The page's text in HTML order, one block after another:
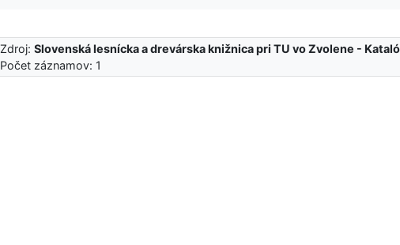
Zdroj:Slovenská lesnícka a drevárska knižnica pri TU vo Zvolene -
Počet záznamov: 1